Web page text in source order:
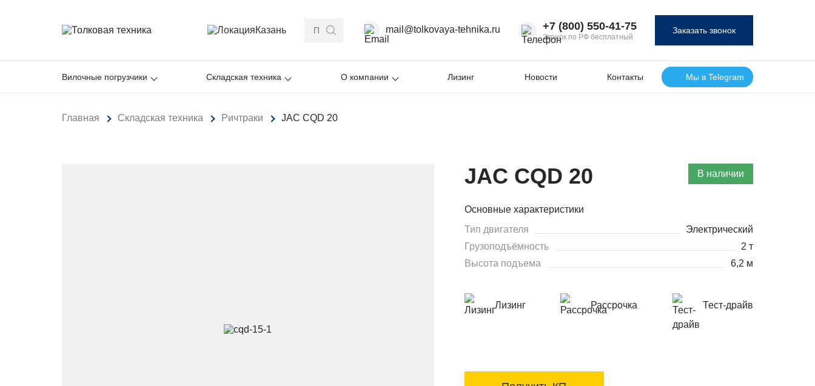
Казань mail@tolkovaya-tehnika.ru +7 (800) 550‑41‑75
Звонок по РФ бесплатный
Заказать звонок
Вилочные погрузчики Складская техника О компании Лизинг Новости Контакты Мы в Telegram
Главная Складская техника Ричтраки JAC CQD 20
В наличии
JAC CQD 20
Основные характеристики
Тип двигателя
Электрический
Грузоподъёмность
2 т
Высота подъема
6,2 м
Лизинг Рассрочка Тест-драйв